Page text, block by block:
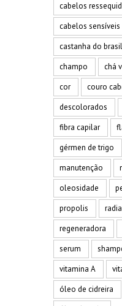
cabelos
cabelos sensíveis
castanha do brasil
champo
chá
cor
couro
descolorados
fibra capilar
gérmen de trigo
manutenção
oleosidade
propolis
regeneradora
serum
vitamina A
óleo de cidreira